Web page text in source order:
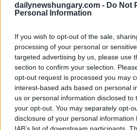
dailynewshungary.com - Do Not
Personal Information
If you wish to opt-out of the sale,
processing of your personal or
targeted advertising by us, please use
section to confirm your selection.
opt-out request is processed you may
interest-based ads based on personal
us or personal information disclosed to
your opt-out. You may separately opt-
disclosure of your personal information
IAB’s list of downstream participants.